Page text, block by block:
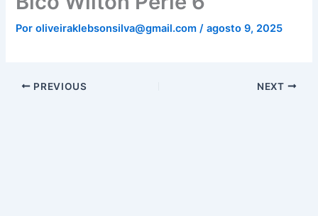
Poroliveiraklebsonsilva@gmail.com/agosto 9, 2025
PREVIOUS NEXT